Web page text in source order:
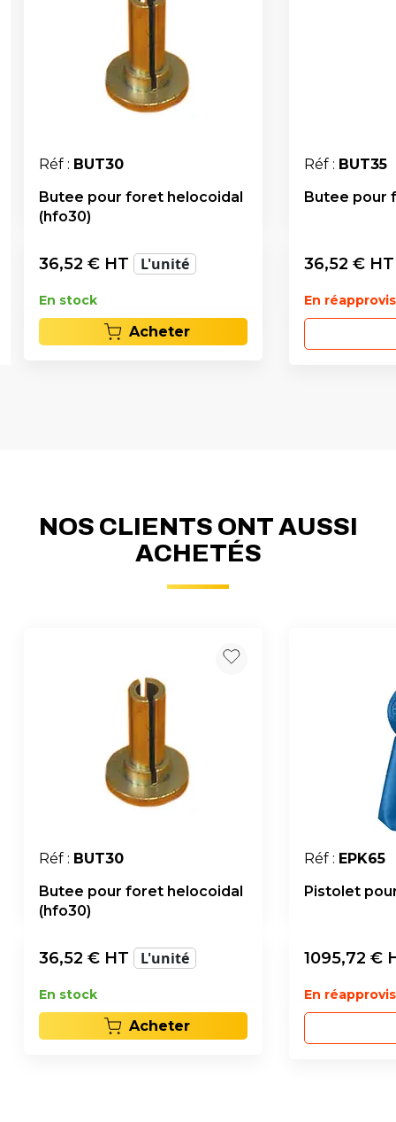
Réf : BUT30
Butee pour foret helocoidal
(hfo30)
36,52 € HT L'unité
En stock
Acheter
Réf : BUT35
Butee pour
36,52 €
En
NOS CLIENTS ONT AUSSI
ACHETÉS
Réf : BUT30
Butee pour foret helocoidal
(hfo30)
36,52 € HT L'unité
En stock
Acheter
Réf : EPK65
Pistolet
1095,72 €
En